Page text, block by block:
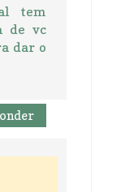
tem
de vc
dar o